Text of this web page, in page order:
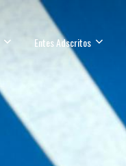
Entes Adscritos